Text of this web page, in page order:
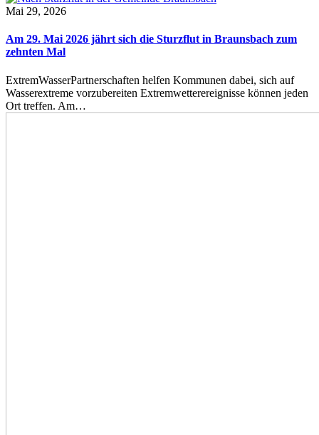
Mai 29, 2026
Am 29. Mai 2026 jährt sich die Sturzflut in Braunsbach zum
zehnten Mal
ExtremWasserPartnerschaften helfen Kommunen dabei, sich auf
Wasserextreme vorzubereiten Extremwetterereignisse können jeden
Ort treffen. Am…